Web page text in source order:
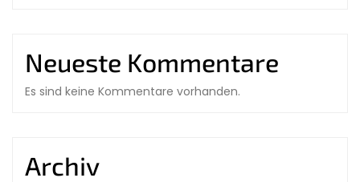
Neueste Kommentare
Es sind keine Kommentare vorhanden.
Archiv